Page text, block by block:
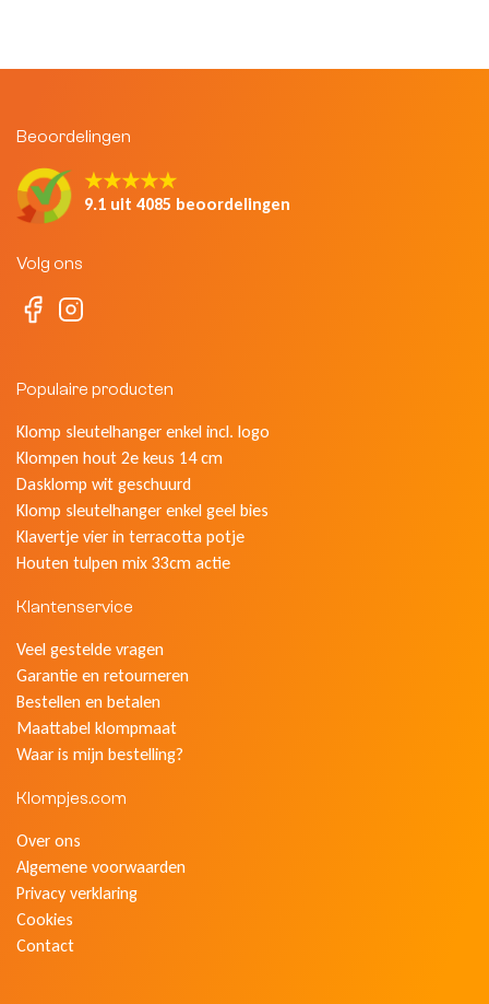
Beoordelingen
★★★★★
9.1 uit 4085 beoordelingen
Volg ons
Populaire producten
Klomp sleutelhanger enkel incl. logo
Klompen hout 2e keus 14 cm
Dasklomp wit geschuurd
Klomp sleutelhanger enkel geel bies
Klavertje vier in terracotta potje
Houten tulpen mix 33cm actie
Klantenservice
Veel gestelde vragen
Garantie en retourneren
Bestellen en betalen
Maattabel klompmaat
Waar is mijn bestelling?
Klompjes.com
Over ons
Algemene voorwaarden
Privacy verklaring
Cookies
Contact